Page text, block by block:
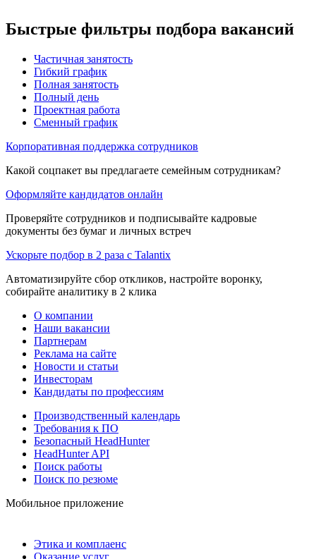
Быстрые фильтры подбора вакансий
Частичная занятость
Гибкий график
Полная занятость
Полный день
Проектная работа
Сменный график
Корпоративная поддержка сотрудников
Какой соцпакет вы предлагаете семейным сотрудникам?
Оформляйте кандидатов онлайн
Проверяйте сотрудников и подписывайте кадровые
документы без бумаг и личных встреч
Ускорьте подбор в 2 раза с Talantix
Автоматизируйте сбор откликов, настройте воронку,
собирайте аналитику в 2 клика
О компании
Наши вакансии
Партнерам
Реклама на сайте
Новости и статьи
Инвесторам
Кандидаты по профессиям
Производственный календарь
Требования к ПО
Безопасный HeadHunter
HeadHunter API
Поиск работы
Поиск по резюме
Мобильное приложение
Этика и комплаенс
Оказание услуг